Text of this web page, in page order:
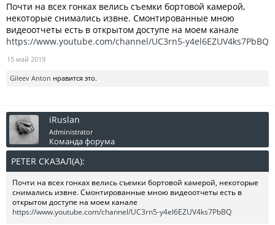
Почти на всех гонках велись съемки бортовой камерой,
некоторые снимались извне. Смонтированные мною
видеоотчеты есть в открытом доступе на моем канале
https://www.youtube.com/channel/UC3rn5-y4el6EZUV4ks7PbBQ
15 май 2019
Gileev Anton нравится это.
iRuslan
Administrator
Команда форума
PETER СКАЗАЛ(А):
Почти на всех гонках велись съемки бортовой камерой, некоторые
снимались извне. Смонтированные мною видеоотчеты есть в
открытом доступе на моем канале
https://www.youtube.com/channel/UC3rn5-y4el6EZUV4ks7PbBQ